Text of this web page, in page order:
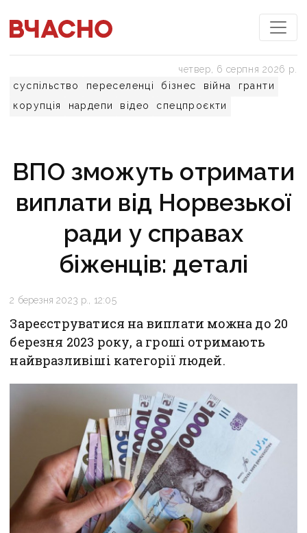
суспільство переселенці бізнес війна
гранти
корупція
нардепи відео спецпроєкти
четвер, 6 серпня 2026 р.
ВПО зможуть отримати
виплати від Норвезької
ради у справах
біженців: деталі
2 березня 2023 р., 12:05
Зареєструватися на виплати можна до 20
березня 2023 року, а гроші отримають
найвразливіші категорії людей.